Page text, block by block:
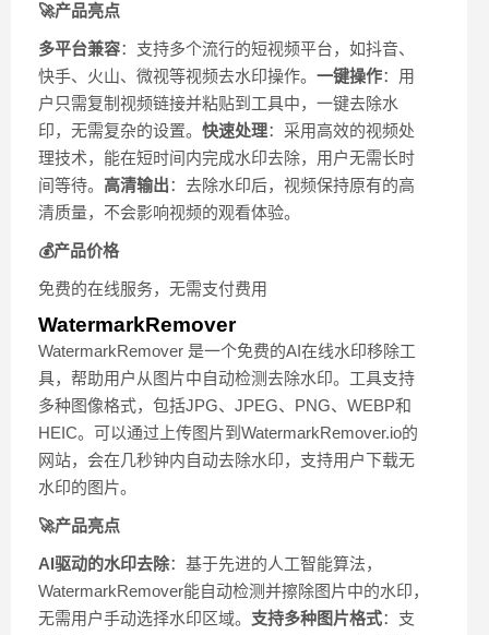
🚀产品亮点
多平台兼容：支持多个流行的短视频平台，如抖音、
快手、火山、微视等视频去水印操作。 一键操作：用
户只需复制视频链接并粘贴到工具中，一键去除水
印，无需复杂的设置。 快速处理：采用高效的视频处
理技术，能在短时间内完成水印去除，用户无需长时
间等待。 高清输出：去除水印后，视频保持原有的高
清质量，不会影响视频的观看体验。
💰产品价格
免费的在线服务，无需支付费用
WatermarkRemover
WatermarkRemover 是一个免费的AI在线水印移除工
具，帮助用户从图片中自动检测去除水印。工具支持
多种图像格式，包括JPG、JPEG、PNG、WEBP和
HEIC。可以通过上传图片到WatermarkRemover.io的
网站，会在几秒钟内自动去除水印，支持用户下载无
水印的图片。
🚀产品亮点
AI驱动的水印去除：基于先进的人工智能算法，
WatermarkRemover能自动检测并擦除图片中的水印，
无需用户手动选择水印区域。 支持多种图片格式：支